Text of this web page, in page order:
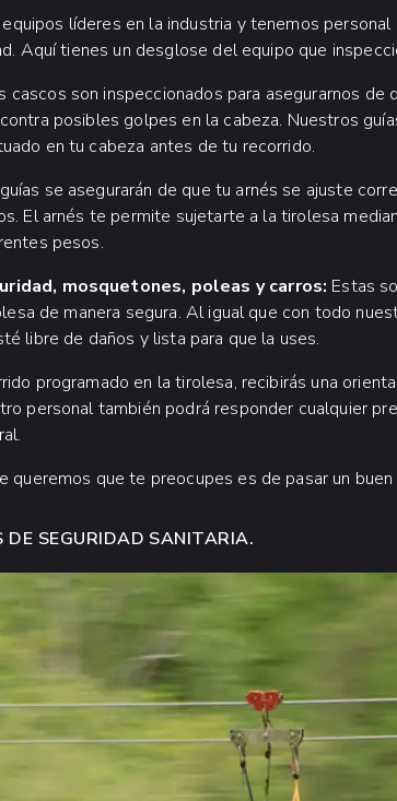
líderes en la industria y tenemos
Aquí tienes un desglose del equipo que
cascos son inspeccionados para asegurarnos de
posibles golpes en la cabeza. Nuestros
en tu cabeza antes de tu recorrido.
se asegurarán de que tu arnés se ajuste
El arnés te permite sujetarte a la tirolesa
pesos.
mosquetones, poleas y carros: Estas
de manera segura. Al igual que con todo
libre de daños y lista para que la uses.
programado en la tirolesa, recibirás una
personal también podrá responder cualquier
queremos que te preocupes es de pasar un
DE SEGURIDAD SANITARIA.